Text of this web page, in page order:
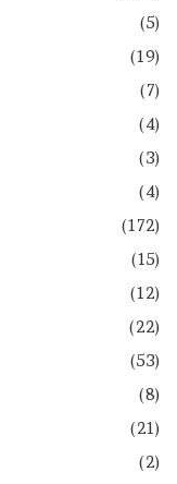
(5)
(19)
(7)
(4)
(3)
(4)
(172)
(15)
(12)
(22)
(53)
(8)
(21)
(2)